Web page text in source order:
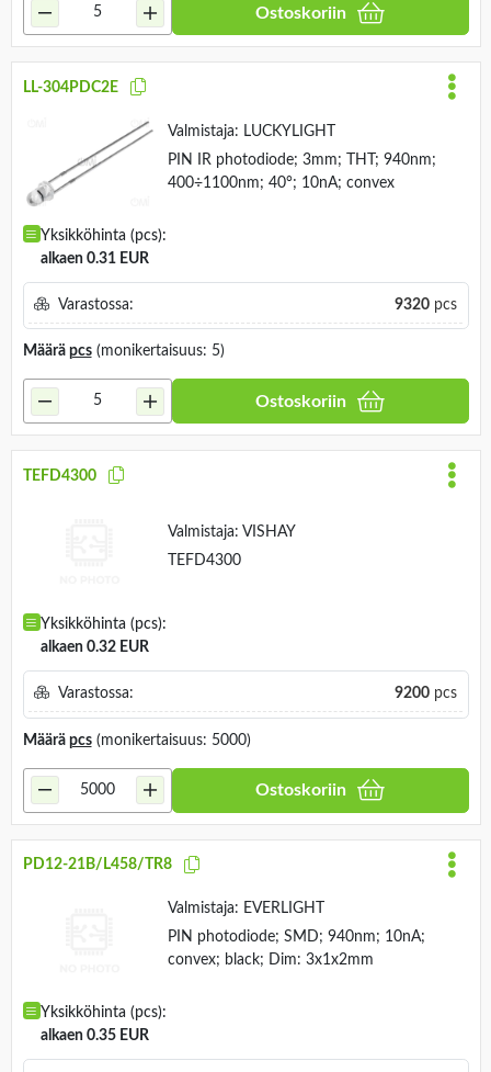
Ostoskoriin
LL-304PDC2E
Valmistaja: LUCKYLIGHT
PIN IR photodiode; 3mm; THT; 940nm;
400÷1100nm; 40°; 10nA; convex
Yksikköhinta (pcs):
alkaen 0.31 EUR
Varastossa: 9320pcs
Määrä pcs(monikertaisuus: 5)
Ostoskoriin
TEFD4300
Valmistaja: VISHAY
TEFD4300
Yksikköhinta (pcs):
alkaen 0.32 EUR
Varastossa: 9200pcs
Määrä pcs(monikertaisuus: 5000)
Ostoskoriin
PD12-21B/L458/TR8
Valmistaja: EVERLIGHT
PIN photodiode; SMD; 940nm; 10nA;
convex; black; Dim: 3x1x2mm
Yksikköhinta (pcs):
alkaen 0.35 EUR